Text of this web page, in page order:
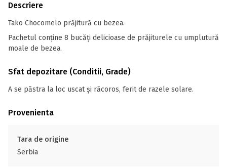
Descriere
Tako Chocomelo prăjitură cu bezea.
Pachetul conține 8 bucăți delicioase de prăjiturele cu umplutură
moale de bezea.
Sfat depozitare (Conditii, Grade)
A se păstra la loc uscat și răcoros, ferit de razele solare.
Provenienta
Tara de origine
Serbia